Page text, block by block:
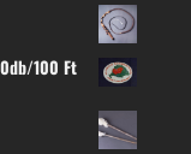
100 Ft